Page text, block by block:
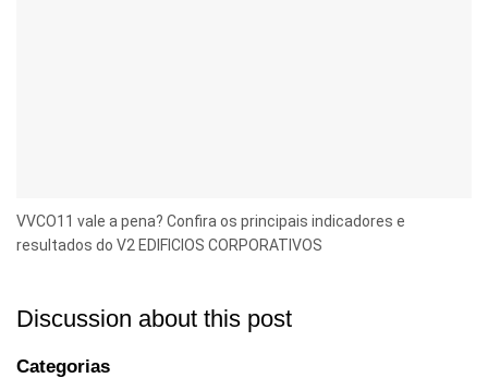
VVCO11 vale a pena? Confira os principais indicadores e
resultados do V2 EDIFICIOS CORPORATIVOS
Discussion about this post
Categorias